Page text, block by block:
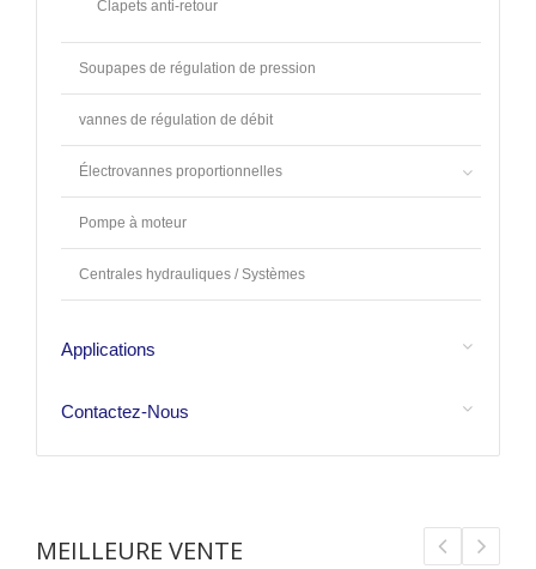
Clapets anti-retour
Soupapes de régulation de pression
vannes de régulation de débit
Électrovannes proportionnelles
Pompe à moteur
Centrales hydrauliques / Systèmes
Applications
Contactez-Nous
MEILLEURE VENTE